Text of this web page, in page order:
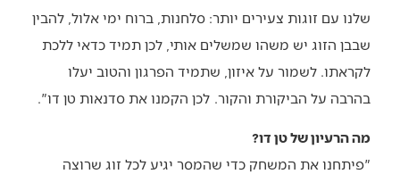
שלנו עם זוגות צעירים יותר: סלחנות, ברוח ימי אלול, להבין
שבבן הזוג יש משהו שמשלים אותי, לכן תמיד כדאי ללכת
לקראתו. לשמור על איזון, שתמיד הפרגון והטוב יעלו
בהרבה על הביקורת והקור. לכן הקמנו את סדנאות טן דו".
מה הרעיון של טן דו?
"פיתחנו את המשחק כדי שהמסר יגיע לכל זוג שרוצה